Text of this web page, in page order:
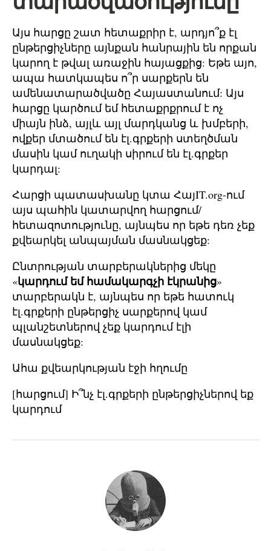
Այս հարցը շատ հետաքրիր է, արդյո՞ք էլ
ընթերցիչները այնքան հանրային են որքան
կարող է թվալ առաջին հայացքից: Եթե այո,
ապա հատկապես ո՞ր սարքերն են
ամենատարածվածը Հայաստանում: Այս
հարցը կարծում եմ հետաքրքրում է ոչ
միայն ինձ, այլև այլ մարդկանց և խմբերի,
ովքեր մտածում են էլ.գրքերի ստեղծման
մասին կամ ուղակի սիրում են էլ.գրքեր
կարդալ:
Հարցի պատասխանը կտա ՀայIT.org-ում
այս պահին կատարվող հարցում/
հետազոտությունը, այնպես որ եթե դեռ չեք
քվեարկել անպայման մասնակցեք:
Ընտրության տարբերակներից մեկը
«կարդում եմ համակարգչի էկրանից»
տարբերակն է, այնպես որ եթե հատուկ
էլ.գրքերի ընթերցիչ սարքերով կամ
պլանշետներով չեք կարդում էլի
մասնակցեք:
Ահա քվեարկության էջի հղումը
[հարցում] Ի՞նչ էլ.գրքերի ընթերցիչներով եք
կարդում